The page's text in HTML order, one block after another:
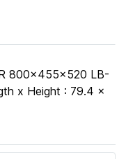
800x455x520 LB-
x Height : 79.4 x